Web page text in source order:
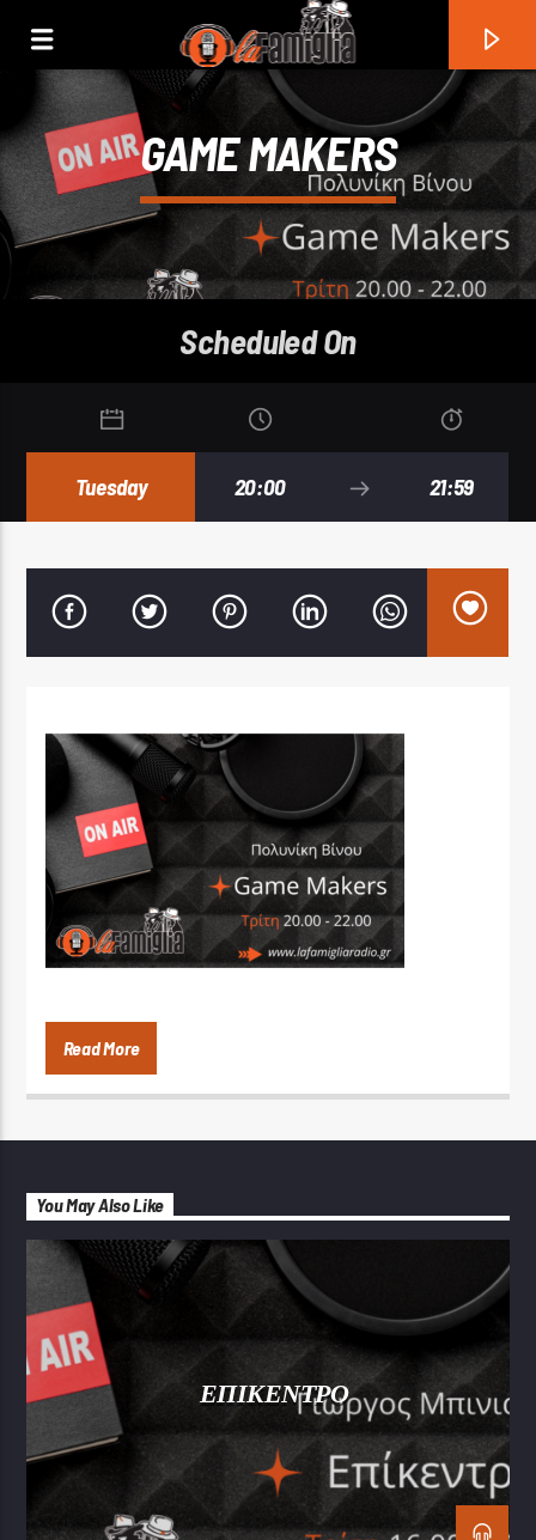
Current Track
Artist
LA FAMIGLIA ΝΗΣΙΩΤΙΚΑ
GAME MAKERS
Scheduled On
Tuesday 20:00 21:59
Read More
You May Also Like
ΕΠΙΚΕΝΤΡΟ